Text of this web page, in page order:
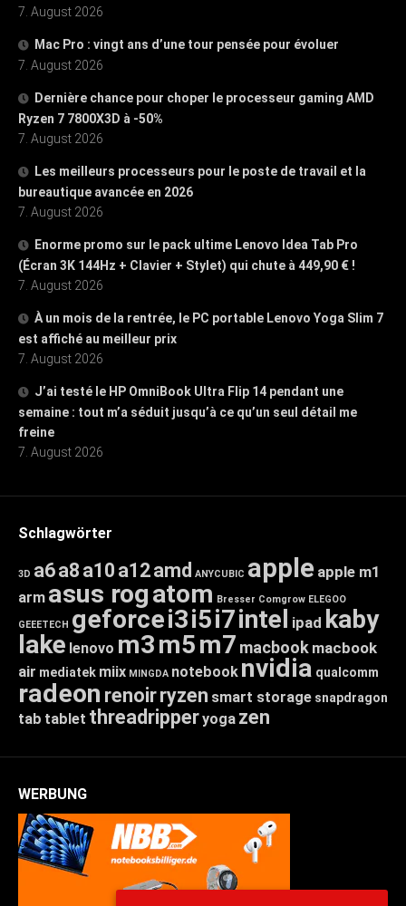
7. August 2026
Mac Pro : vingt ans d’une tour pensée pour évoluer
7. August 2026
Dernière chance pour choper le processeur gaming AMD
Ryzen 7 7800X3D à -50%
7. August 2026
Les meilleurs processeurs pour le poste de travail et la
bureautique avancée en 2026
7. August 2026
Enorme promo sur le pack ultime Lenovo Idea Tab Pro
(Écran 3K 144Hz + Clavier + Stylet) qui chute à 449,90 € !
7. August 2026
À un mois de la rentrée, le PC portable Lenovo Yoga Slim 7
est affiché au meilleur prix
7. August 2026
J’ai testé le HP OmniBook Ultra Flip 14 pendant une
semaine : tout m’a séduit jusqu’à ce qu’un seul détail me
freine
7. August 2026
Schlagwörter
3D a6a8 a10 a12amd ANYCUBIC apple apple m1
arm asus rogatom Bresser Comgrow ELEGOO
GEEETECH geforcei3i5i7intel ipad kaby
lake lenovo m3m5m7 macbook macbook
air mediatek miix MINGDA notebook nvidia qualcomm
radeon renoirryzen smart storage snapdragon
tab tablet threadripperyoga zen
WERBUNG